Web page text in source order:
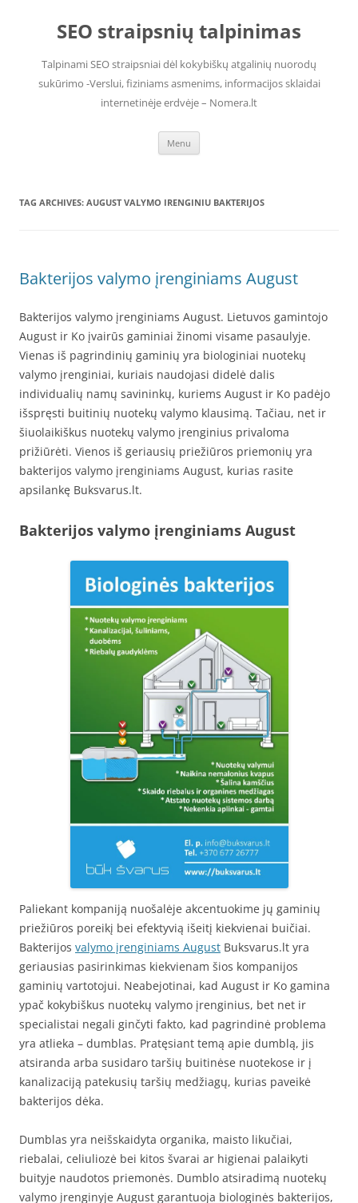
contentSEO straipsnių talpinimas
Talpinami SEO straipsniai dėl kokybiškų atgalinių nuorodų
sukūrimo -Verslui, fiziniams asmenims, informacijos sklaidai
internetinėje erdvėje – Nomera.lt
Menu
TAG ARCHIVES: AUGUST VALYMO IRENGINIU BAKTERIJOS
Bakterijos valymo įrenginiams August
Bakterijos valymo įrenginiams August. Lietuvos gamintojo
August ir Ko įvairūs gaminiai žinomi visame pasaulyje.
Vienas iš pagrindinių gaminių yra biologiniai nuotekų
valymo įrenginiai, kuriais naudojasi didelė dalis
individualių namų savininkų, kuriems August ir Ko padėjo
išspręsti buitinių nuotekų valymo klausimą. Tačiau, net ir
šiuolaikiškus nuotekų valymo įrenginius privaloma
prižiūrėti. Vienos iš geriausių priežiūros priemonių yra
bakterijos valymo įrenginiams August, kurias rasite
apsilankę Buksvarus.lt.
Bakterijos valymo įrenginiams August
Paliekant kompaniją nuošalėje akcentuokime jų gaminių
priežiūros poreikį bei efektyvią išeitį kiekvienai buičiai.
Bakterijos valymo įrenginiams August Buksvarus.lt yra
geriausias pasirinkimas kiekvienam šios kompanijos
gaminių vartotojui. Neabejotinai, kad August ir Ko gamina
ypač kokybiškus nuotekų valymo įrenginius, bet net ir
specialistai negali ginčyti fakto, kad pagrindinė problema
yra atlieka – dumblas. Pratęsiant temą apie dumblą, jis
atsiranda arba susidaro taršių buitinėse nuotekose ir į
kanalizaciją patekusių taršių medžiagų, kurias paveikė
bakterijos dėka.
Dumblas yra neišskaidyta organika, maisto likučiai,
riebalai, celiuliozė bei kitos švarai ar higienai palaikyti
buityje naudotos priemonės. Dumblo atsiradimą nuotekų
valymo įrenginyje August garantuoja biologinės bakterijos,